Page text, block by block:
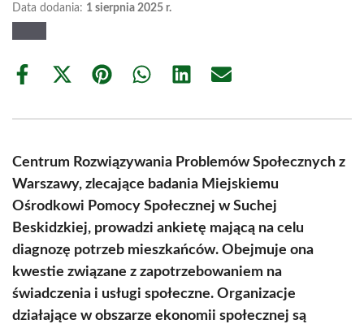
Data dodania: 1 sierpnia 2025 r.
Share
Share
(Twitter)
Share Share Share Share
Centrum Rozwiązywania Problemów Społecznych z
Warszawy, zlecające badania Miejskiemu
Ośrodkowi Pomocy Społecznej w Suchej
Beskidzkiej, prowadzi ankietę mającą na celu
diagnozę potrzeb mieszkańców. Obejmuje ona
kwestie związane z zapotrzebowaniem na
świadczenia i usługi społeczne. Organizacje
działające w obszarze ekonomii społecznej są